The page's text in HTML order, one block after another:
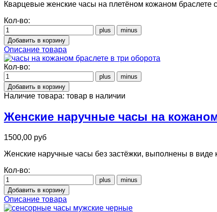
Кварцевые женские часы на плетёном кожаном браслете
Кол-во:
Описание товара
Кол-во:
Наличие товара: товар в наличии
Женские наручные часы на
1500,00 руб
Женские наручные часы без застёжки, выполнены в виде
Кол-во:
Описание товара